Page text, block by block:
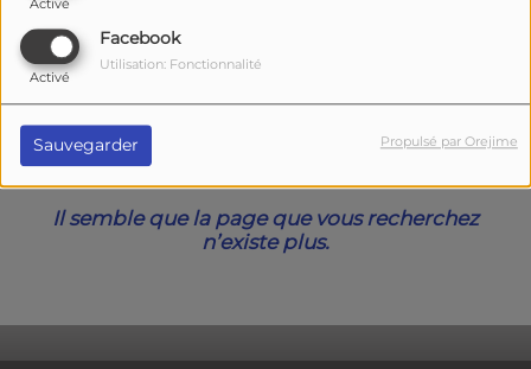
Activé
Facebook
Activé
Utilisation: Fonctionnalité
Sauvegarder Propulsé par Orejime
Oups, vous avez
rencontré une erreur.
Il semble que la page que vous recherchez
n’existe plus.